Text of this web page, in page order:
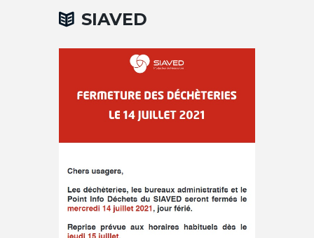
SIAVED